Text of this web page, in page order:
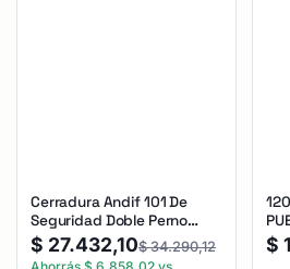
Cerradura Andif 101 De
Seguridad Doble Perno
Reforzada Plateado
$ 27.432,10$34.290,12
$